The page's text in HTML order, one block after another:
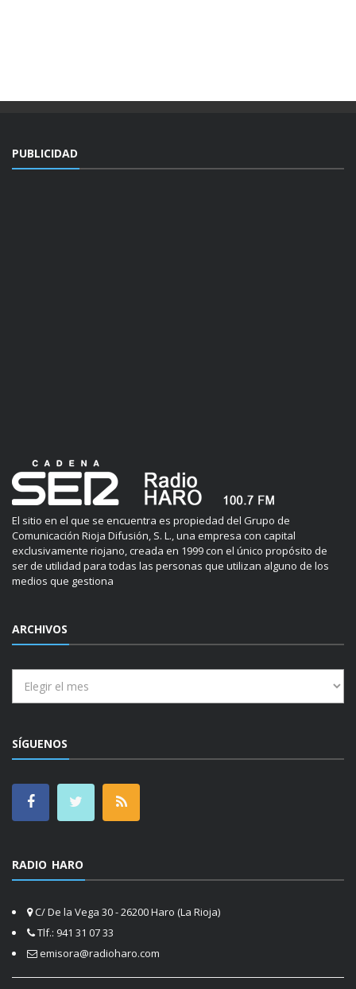
PUBLICIDAD
El sitio en el que se encuentra es propiedad del Grupo de
Comunicación Rioja Difusión, S. L., una empresa con capital
exclusivamente riojano, creada en 1999 con el único propósito de
ser de utilidad para todas las personas que utilizan alguno de los
medios que gestiona
ARCHIVOS
SÍGUENOS
RADIO HARO
C/ De la Vega 30 - 26200 Haro (La Rioja)
Tlf.: 941 31 07 33
emisora@radioharo.com